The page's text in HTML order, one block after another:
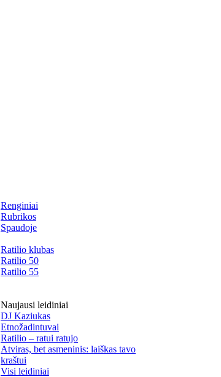
Renginiai
Rubrikos
Spaudoje
Ratilio klubas
Ratilio 50
Ratilio 55
Naujausi leidiniai
DJ Kaziukas
Etnožadintuvai
Ratilio – ratui ratujo
Atviras, bet asmeninis: laiškas tavo
kraštui
Visi leidiniai